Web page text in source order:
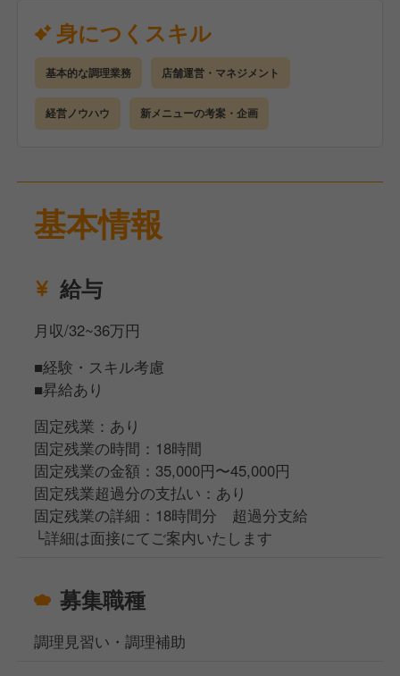
られるようなシフト体制をしていきたいと考えていま
す。
また、当ブランドはまだまだこれから店舗展開を続け
ていく予定です。
電話やインターネットでの注文受付業務となります。
■調理
注文を受け付けたものから調理、盛り付け業務をおこ
なっていきます。
専門的な技術は必要無く、比較的早く習得できるかと
専門の三輪バイクに乗って、お客様に商品を届けてい
ただきます。
となります。
■店舗運営
店舗オープン・クローズ、徐々に慣れてきたらスタッ
フの育成・指導やシフトコントロール、在庫管理・発
注などをお任せします。
■マネジメント
店長への昇格後にお願いする業務です。
売上や利益の管理や店舗スタッフの採用・労務管理、
地域に愛されるデリバリーブランドの成長を、一緒に
身につくスキル
基本的な調理業務 店舗運営・マネジメント
経営ノウハウ 新メニューの考案・企画
基本情報
給与
月収/32~36万円
■経験・スキル考慮
■昇給あり
固定残業：あり
固定残業の時間：18時間
固定残業の金額：35,000円〜45,000円
固定残業超過分の支払い：あり
固定残業の詳細：18時間分 超過分支給
└詳細は面接にてご案内いたします
募集職種
調理見習い・調理補助